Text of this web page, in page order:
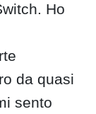
Ho
da quasi
sento